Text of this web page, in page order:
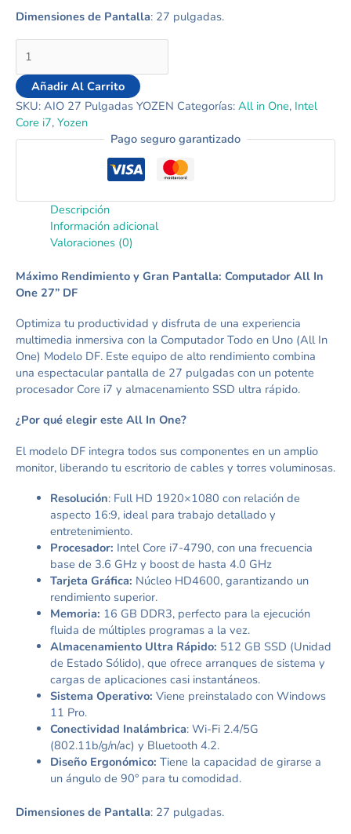
Dimensiones de Pantalla: 27 pulgadas.
Añadir Al Carrito
SKU: AIO 27 Pulgadas YOZEN Categorías: All in One, Intel
Core i7, Yozen
Pago seguro garantizado
Descripción
Información adicional
Valoraciones (0)
Máximo Rendimiento y Gran Pantalla: Computador All In
One 27” DF
Optimiza tu productividad y disfruta de una experiencia
multimedia inmersiva con la Computador Todo en Uno (All In
One) Modelo DF. Este equipo de alto rendimiento combina
una espectacular pantalla de 27 pulgadas con un potente
procesador Core i7 y almacenamiento SSD ultra rápido.
¿Por qué elegir este All In One?
El modelo DF integra todos sus componentes en un amplio
monitor, liberando tu escritorio de cables y torres voluminosas.
Resolución: Full HD 1920×1080 con relación de
aspecto 16:9, ideal para trabajo detallado y
entretenimiento.
Procesador: Intel Core i7-4790, con una frecuencia
base de 3.6 GHz y boost de hasta 4.0 GHz
Tarjeta Gráfica: Núcleo HD4600, garantizando un
rendimiento superior.
Memoria: 16 GB DDR3, perfecto para la ejecución
fluida de múltiples programas a la vez.
Almacenamiento Ultra Rápido: 512 GB SSD (Unidad
de Estado Sólido), que ofrece arranques de sistema y
cargas de aplicaciones casi instantáneos.
Sistema Operativo: Viene preinstalado con Windows
11 Pro.
Conectividad Inalámbrica: Wi-Fi 2.4/5G
(802.11b/g/n/ac) y Bluetooth 4.2.
Diseño Ergonómico: Tiene la capacidad de girarse a
un ángulo de 90° para tu comodidad.
Dimensiones de Pantalla: 27 pulgadas.